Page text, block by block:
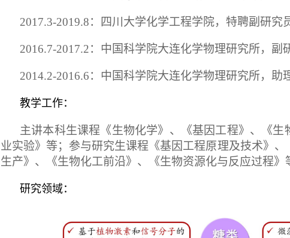
2017.3-2019.8：四川大学化学工程学院，特聘副研究
2016.7-2017.2：中国科学院大连化学物理研究所，副
2014.2-2016.6：中国科学院大连化学物理研究所，助
教学工作：
主讲本科生课程《生物化学》、《基因工程》、《生
业实验》等；参与研究生课程《基因工程原理及技术》
生产》、《生物化工前沿》、《生物资源化与反应过程》
研究领域：